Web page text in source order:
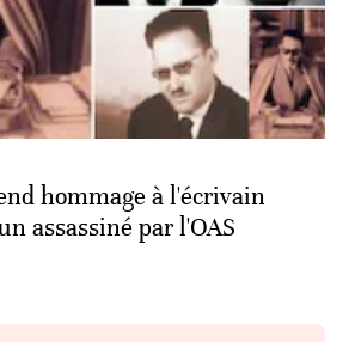
hommage à l'écrivain
assassiné par l'OAS